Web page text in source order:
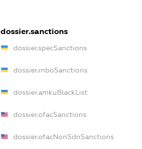
dossier.sanctions
dossier.specSanctions
dossier.rnboSanctions
dossier.amkuBlackList
dossier.ofacSanctions
dossier.ofacNonSdnSanctions